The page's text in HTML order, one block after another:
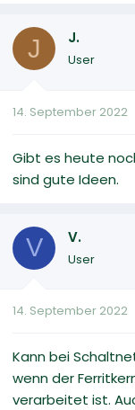
J J.
User
14. September 2022
Gibt es heute
sind gute Ideen.
V V.
User
14. September 2022
Kann bei
wenn der
verarbeitet ist.